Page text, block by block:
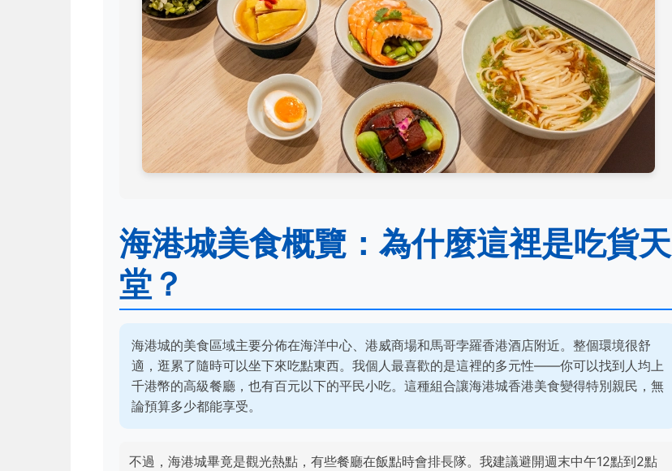
海港城美食概覽：為什麼這裡是吃貨天
堂？
海港城的美食區域主要分佈在海洋中心、港威商場和馬哥孛羅香港酒店附近。整個環境很舒
適，逛累了隨時可以坐下來吃點東西。我個人最喜歡的是這裡的多元性——你可以找到人均上
千港幣的高級餐廳，也有百元以下的平民小吃。這種組合讓海港城香港美食變得特別親民，無
論預算多少都能享受。
不過，海港城畢竟是觀光熱點，有些餐廳在飯點時會排長隊。我建議避開週末中午12點到2點